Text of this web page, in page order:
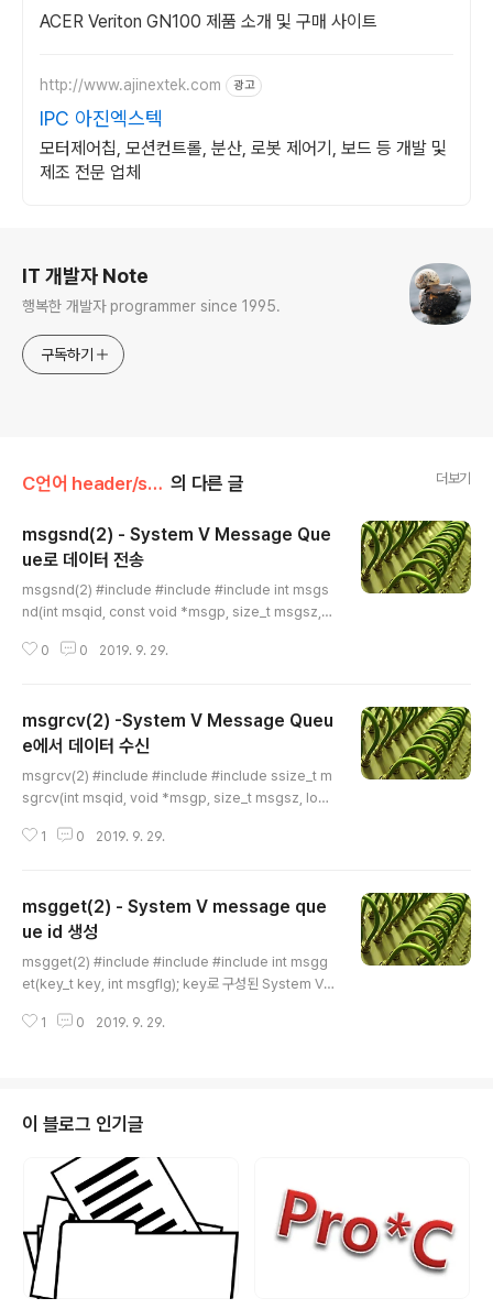
ACER Veriton GN100 제품 소개 및 구매 사이트
http://www.ajinextek.com 광고
IPC 아진엑스텍
모터제어칩, 모션컨트롤, 분산, 로봇 제어기, 보드 등 개발 및
제조 전문 업체
IT 개발자 Note
행복한 개발자 programmer since 1995.
구독하기
C언어 header/sys | msg.h 의 다른 글 더보기
msgsnd(2) - System V Message Que
ue로 데이터 전송
msgsnd(2) #include #include #include int msgs
nd(int msqid, const void *msgp, size_t msgsz, i
터를 전송하는 함수입니다. 하나의 message queue의
efault로 MSGMNB byte로 설정되며 root 권한이 있는
경우에는 msgctl(2)을 이용하여 변경가능합니다. 전송하
이름 및 format은 마음대로 정의할 수 있으며, 첫번째를 l
ong type을 선언하기만 하면 됩..
0 0 2019. 9. 29.
msgrcv(2) -System V Message Queu
e에서 데이터 수신
msgrcv(2) #include #include #include ssize_t m
sgrcv(int msqid, void *msgp, size_t msgsz, long
부터 데이터 수신합니다. 전송/수신하는 데이터는 아래와
기만 하면 됩니다. struct msgbuf { long mtype; /* m
essage type, must be > 0 */ char mtext[]; /* me
ct my_data { char data1[10..
1 0 2019. 9. 29.
msgget(2) - System V message que
ue id 생성
msgget(2) #include #include #include int msgg
et(key_t key, int msgflg); key로 구성된 System V
EAT이고 key의 값이 IPC_PRIVATE이면, 임의의 key값
유할 방법을 제공해야 합니다. (예를들면, 프로세스간에 정
해진 파일에 write해두고, 다른 프로세스에서 읽어서 ms
gget(2)의 key로 사용해야 합니다.) msgflg가 IPC_CR
EAT이고 key로 이미 생성된 messa..
1 0 2019. 9. 29.
이 블로그 인기글